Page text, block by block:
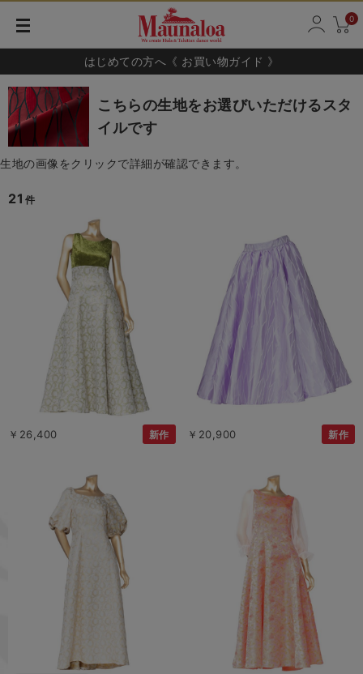
0
はじめての方へ《 お買い物ガイド 》
こちらの生地をお選びいただけるスタ
イルです
生地の画像をクリックで詳細が確認できます。
21 件
￥26,400 新作 ￥20,900 新作